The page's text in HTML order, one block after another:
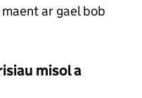
ar gael bob
misol a